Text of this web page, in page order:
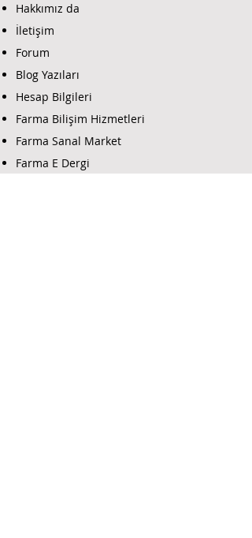
Hakkımız da
İletişim
Forum
Blog Yazıları
Hesap Bilgileri
Farma Bilişim Hizmetleri
Farma Sanal Market
Farma E Dergi